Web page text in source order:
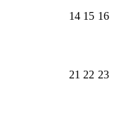
14 15 16
21 22 23